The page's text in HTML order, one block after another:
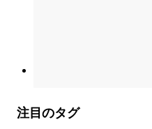
注目のタグ